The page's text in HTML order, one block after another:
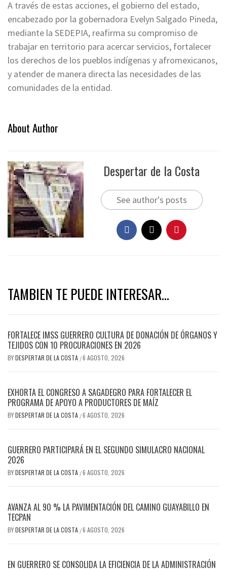
A través de estas acciones, el gobierno del estado,
encabezado por la gobernadora Evelyn Salgado Pineda,
mediante la SEDEPIA, reafirma su compromiso de
trabajar en territorio para acercar servicios, fortalecer
los derechos de los pueblos indígenas y afromexicanos,
y atender de manera directa las necesidades de las
comunidades de la entidad.
About Author
Despertar de la Costa
See author's posts
TAMBIEN TE PUEDE INTERESAR...
FORTALECE IMSS GUERRERO CULTURA DE DONACIÓN DE ÓRGANOS Y
TEJIDOS CON 10 PROCURACIONES EN 2026
BYDESPERTAR DE LA COSTA /6 AGOSTO, 2026
EXHORTA EL CONGRESO A SAGADEGRO PARA FORTALECER EL
PROGRAMA DE APOYO A PRODUCTORES DE MAÍZ
BYDESPERTAR DE LA COSTA /6 AGOSTO, 2026
GUERRERO PARTICIPARÁ EN EL SEGUNDO SIMULACRO NACIONAL
2026
BYDESPERTAR DE LA COSTA /6 AGOSTO, 2026
AVANZA AL 90 % LA PAVIMENTACIÓN DEL CAMINO GUAYABILLO EN
TECPAN
BYDESPERTAR DE LA COSTA /6 AGOSTO, 2026
EN GUERRERO SE CONSOLIDA LA EFICIENCIA DE LA ADMINISTRACIÓN